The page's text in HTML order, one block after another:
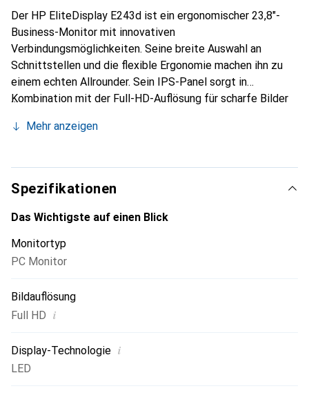
Der HP EliteDisplay E243d ist ein ergonomischer 23,8"-
Business-Monitor mit innovativen
Verbindungsmöglichkeiten. Seine breite Auswahl an
Schnittstellen und die flexible Ergonomie machen ihn zu
einem echten Allrounder. Sein IPS-Panel sorgt in
Kombination mit der Full-HD-Auflösung für scharfe Bilder
Betrachtungswinkel auch von mehreren Personen
Rahmen macht ihn zu einer ausgezeichneten Wahl als Teil
eines Multi-Monitor-Setups. Zudem ermöglicht die
ausfahrbare HD-Webcam mit LED Licht und 2 Mikrofonen
eine optimale Qualität für Videokonferenzen.
Mehr anzeigen
Spezifikationen
Das Wichtigste auf einen Blick
Monitortyp
PC Monitor
Bildauflösung
Full HD i
Display-Technologie i
LED